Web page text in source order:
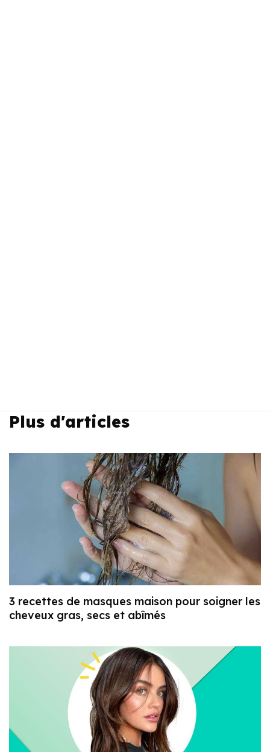
Plus d'articles
3 recettes de masques maison pour soigner les
cheveux gras, secs et abîmés